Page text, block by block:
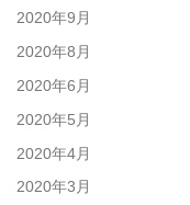
2020年9月
2020年8月
2020年6月
2020年5月
2020年4月
2020年3月